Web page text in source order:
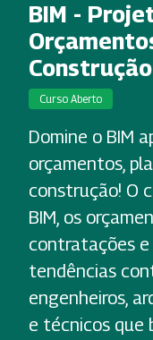
BIM -
Construção
Curso Aberto
Domine o BIM
orçamentos,
construção! O
BIM, os
contratações e
tendências
engenheiros,
e técnicos que